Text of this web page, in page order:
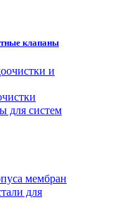
клапаны
и
для систем
мембран
для